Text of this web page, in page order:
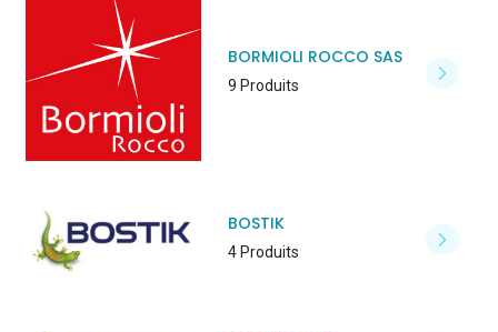
BORMIOLI ROCCO SAS
9 Produits
BOSTIK
4 Produits